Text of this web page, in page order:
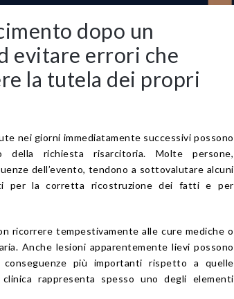
dopo un
evitare errori che
la tutela dei propri
nei giorni immediatamente successivi possono
della richiesta risarcitoria. Molte persone,
dell’evento, tendono a sottovalutare alcuni
per la corretta ricostruzione dei fatti e per
ricorrere tempestivamente alle cure mediche o
Anche lesioni apparentemente lievi possono
più importanti rispetto a quelle
rappresenta spesso uno degli elementi